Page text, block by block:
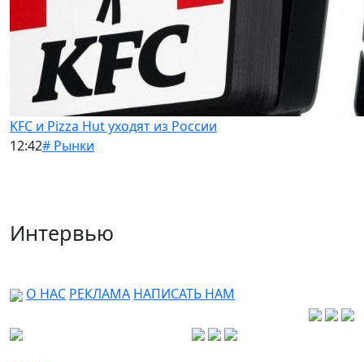
KFC и Pizza Hut уходят из России
12:42# Рынки
Интервью
О НАС РЕКЛАМА НАПИСАТЬ НАМ